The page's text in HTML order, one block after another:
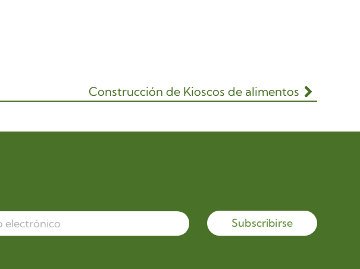
Construcción de Kioscos de alimentos
Subscribirse